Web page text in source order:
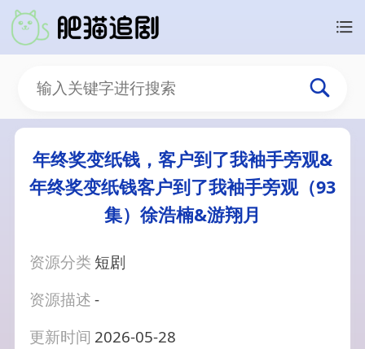
年终奖变纸钱，客户到了我袖手旁观&
年终奖变纸钱客户到了我袖手旁观（93
集）徐浩楠&游翔月
资源分类 短剧
资源描述-
更新时间 2026-05-28